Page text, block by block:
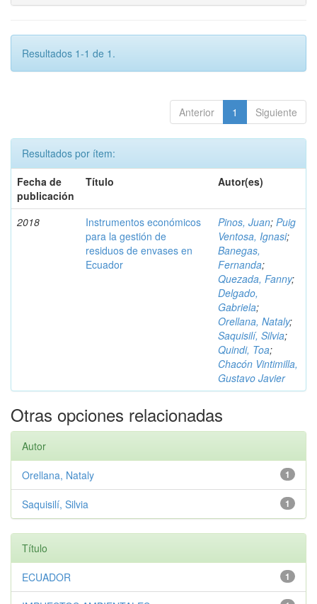
Resultados 1-1 de 1.
Anterior 1 Siguiente
Resultados por ítem:
Fecha de
publicación
Título Autor(es)
2018
Instrumentos económicos
para la gestión de
residuos de envases en
Ecuador
Pinos, Juan; Puig
Ventosa, Ignasi;
Banegas,
Fernanda;
Quezada, Fanny;
Delgado,
Gabriela;
Orellana, Nataly;
Saquisilí, Silvia;
Quindi, Toa;
Chacón Vintimilla,
Gustavo Javier
Otras opciones relacionadas
Autor
1
Orellana, Nataly
1
Saquisilí, Silvia
Título
1
ECUADOR